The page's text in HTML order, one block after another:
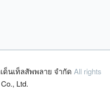
ด็นเท็ลสัพพลาย จำกัด All rights
Ltd.